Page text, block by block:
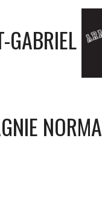
GABRIEL